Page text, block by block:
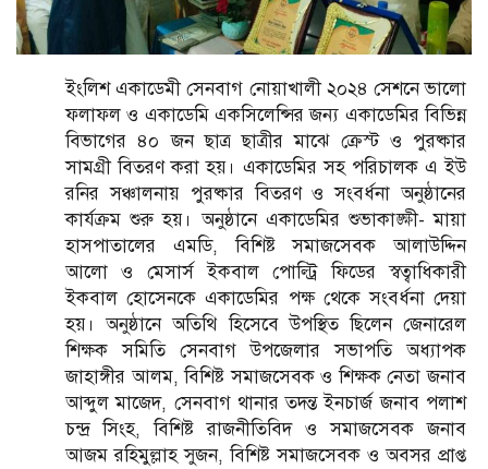
ইংলিশ একাডেমী সেনবাগ নোয়াখালী ২০২৪ সেশনে ভালো
ফলাফল ও একাডেমি একসিলেন্সির জন্য একাডেমির বিভিন্ন
বিভাগের ৪০ জন ছাত্র ছাত্রীর মাঝে ক্রেস্ট ও পুরষ্কার
সামগ্রী বিতরণ করা হয়। একাডেমির সহ পরিচালক এ ইউ
রনির সঞ্চালনায় পুরষ্কার বিতরণ ও সংবর্ধনা অনুষ্ঠানের
কার্যক্রম শুরু হয়। অনুষ্ঠানে একাডেমির শুভাকাঙ্ক্ষী- মায়া
হাসপাতালের এমডি, বিশিষ্ট সমাজসেবক আলাউদ্দিন
আলো ও মেসার্স ইকবাল পোল্ট্রি ফিডের স্বত্বাধিকারী
ইকবাল হোসেনকে একাডেমির পক্ষ থেকে সংবর্ধনা দেয়া
হয়। অনুষ্ঠানে অতিথি হিসেবে উপস্থিত ছিলেন জেনারেল
শিক্ষক সমিতি সেনবাগ উপজেলার সভাপতি অধ্যাপক
জাহাঙ্গীর আলম, বিশিষ্ট সমাজসেবক ও শিক্ষক নেতা জনাব
আব্দুল মাজেদ, সেনবাগ থানার তদন্ত ইনচার্জ জনাব পলাশ
চন্দ্র সিংহ, বিশিষ্ট রাজনীতিবিদ ও সমাজসেবক জনাব
আজম রহিমুল্লাহ সুজন, বিশিষ্ট সমাজসেবক ও অবসর প্রাপ্ত